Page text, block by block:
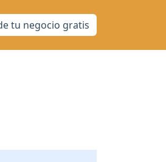
tu negocio gratis